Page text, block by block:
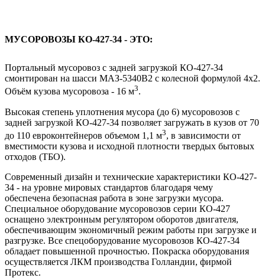
МУСОРОВОЗЫ КО-427-34 - ЭТО:
Портальный мусоровоз с задней загрузкой КО-427-34
смонтирован на шасси МАЗ-5340В2 с колесной формулой 4x2.
Объём кузова мусоровоза - 16 м3.
Высокая степень уплотнения мусора (до 6) мусоровозов с
задней загрузкой КО-427-34 позволяет загружать в кузов от 70
до 110 евроконтейнеров объемом 1,1 м3, в зависимости от
вместимости кузова и исходной плотности твердых бытовых
отходов (ТБО).
Современный дизайн и технические характеристики КО-427-
34 - на уровне мировых стандартов благодаря чему
обеспечена безопасная работа в зоне загрузки мусора.
Специальное оборудование мусоровозов серии КО-427
оснащено электронным регулятором оборотов двигателя,
обеспечивающим экономичный режим работы при загрузке и
разгрузке. Все спецоборудование мусоровозов КО-427-34
обладает повышенной прочностью. Покраска оборудования
осуществляется ЛКМ производства Голландии, фирмой
Протекс.